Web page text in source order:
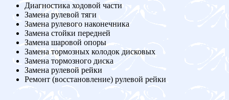
Диагностика ходовой части
Замена рулевой тяги
Замена рулевого наконечника
Замена стойки передней
Замена шаровой опоры
Замена тормозных колодок дисковых
Замена тормозного диска
Замена рулевой рейки
Ремонт (восстановление) рулевой рейки